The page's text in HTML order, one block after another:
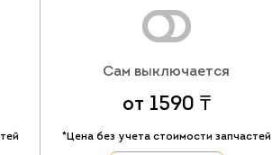
Сам выключается
от 1590 ₸
*Цена без учета стоимости запчастей